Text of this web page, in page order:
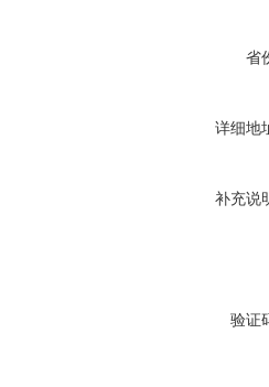
省
详细地
补充说
验证